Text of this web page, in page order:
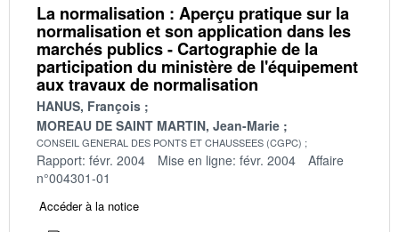
La normalisation : Aperçu pratique sur la
normalisation et son application dans les
marchés publics - Cartographie de la
participation du ministère de l'équipement
aux travaux de normalisation
HANUS, François
MOREAU DE SAINT MARTIN, Jean-Marie
CONSEIL GENERAL DES PONTS ET CHAUSSEES (CGPC)
Rapport: févr. 2004 Mise en ligne: févr. 2004
Affaire
n°004301-01
Accéder à la notice